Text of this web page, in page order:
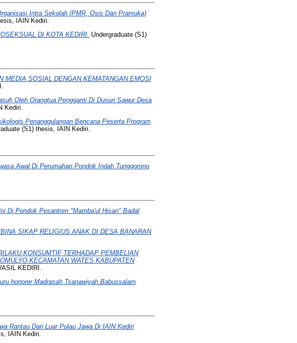
Intra Sekolah (PMR, Osis Dan Pramuka)
IAIN Kediri.
DI KOTA KEDIRI. Undergraduate (S1)
MEDIA SOSIAL DENGAN KEMATANGAN EMOSI
Oleh Orangtua Pengganti Di Dusun Sawur Desa
Kediri.
Penanggulangan Bencana Peserta Program
(S1) thesis, IAIN Kediri.
Awal Di Perumahan Pondok Indah Tunggorono
Di Pondok Pesantren "Mamba'ul Hisan" Badal
SIKAP RELIGIUS ANAK DI DESA BANARAN
KONSUMTIF TERHADAP PEMBELIAN
KECAMATAN WATES KABUPATEN
KEDIRI.
honorer Madrasah Tsanawiyah Babussalam
Rantau Dari Luar Pulau Jawa Di IAIN Kediri
IAIN Kediri.